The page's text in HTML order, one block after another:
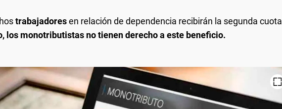
trabajadoresen relación de dependencia recibirán la segunda cuota
los monotributistas no tienen derecho a este beneficio.